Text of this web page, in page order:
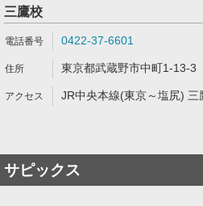
三鷹校
0422-37-6601
東京都武蔵野市中町1-13-3
JR中央本線(東京～塩尻)
サピックス